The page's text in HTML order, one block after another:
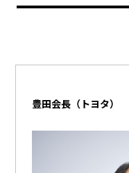
豊田会長（トヨタ）